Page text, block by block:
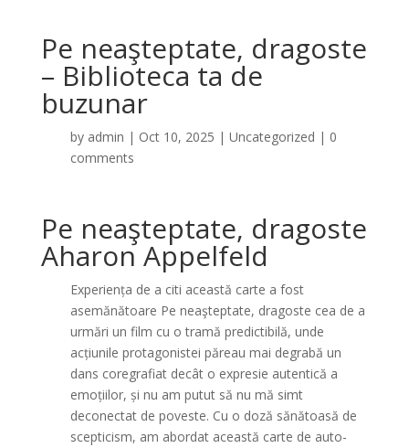
Pe neaşteptate, dragoste
– Biblioteca ta de
buzunar
by admin | Oct 10, 2025 | Uncategorized | 0
comments
Pe neaşteptate, dragoste
Aharon Appelfeld
Experiența de a citi această carte a fost
asemănătoare Pe neaşteptate, dragoste cea de a
urmări un film cu o tramă predictibilă, unde
acțiunile protagonistei păreau mai degrabă un
dans coregrafiat decât o expresie autentică a
emoțiilor, și nu am putut să nu mă simt
deconectat de poveste. Cu o doză sănătoasă de
scepticism, am abordat această carte de auto-